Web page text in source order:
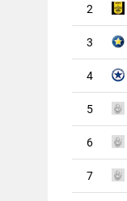
2
3
4
5
6
7